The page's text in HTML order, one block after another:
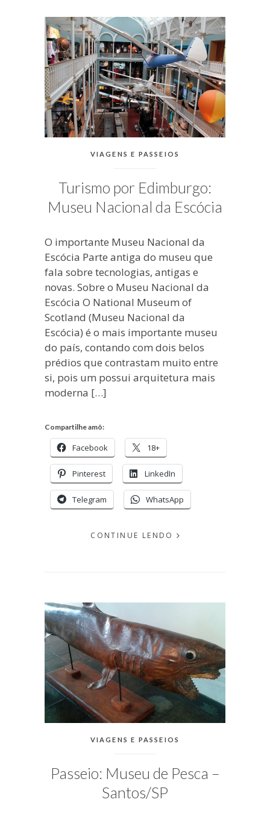
à
moda
antiga.
CATEGORIAS:
VIAGENS E PASSEIOS
Turismo por Edimburgo:
Museu Nacional da Escócia
O importante Museu Nacional da
Escócia Parte antiga do museu que
fala sobre tecnologias, antigas e
novas. Sobre o Museu Nacional da
Escócia O National Museum of
Scotland (Museu Nacional da
Escócia) é o mais importante museu
do país, contando com dois belos
prédios que contrastam muito entre
si, pois um possui arquitetura mais
moderna […]
Compartilhe amô:
Facebook 18+
Pinterest LinkedIn
Telegram WhatsApp
CONTINUE LENDO
PUBLICADO
POR
MICHELLI
CATEGORIAS:
VIAGENS E PASSEIOS
Passeio: Museu de Pesca –
Santos/SP